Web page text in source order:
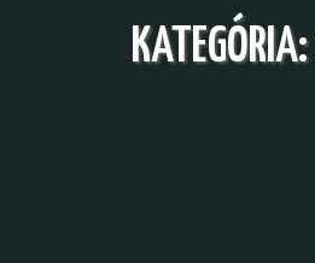
KATEGÓRIA: